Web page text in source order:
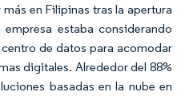
en Filipinas tras la apertura
estaba considerando
de datos para acomodar
digitales. Alrededor del 88%
basadas en la nube en